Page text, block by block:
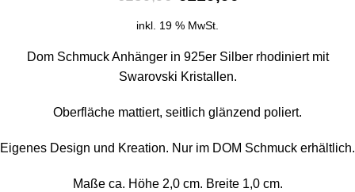
inkl. 19 % MwSt.
Dom Schmuck Anhänger in 925er Silber rhodiniert mit
Swarovski Kristallen.
Oberfläche mattiert, seitlich glänzend poliert.
Eigenes Design und Kreation. Nur im DOM Schmuck erhältlich.
Maße ca. Höhe 2,0 cm. Breite 1,0 cm.